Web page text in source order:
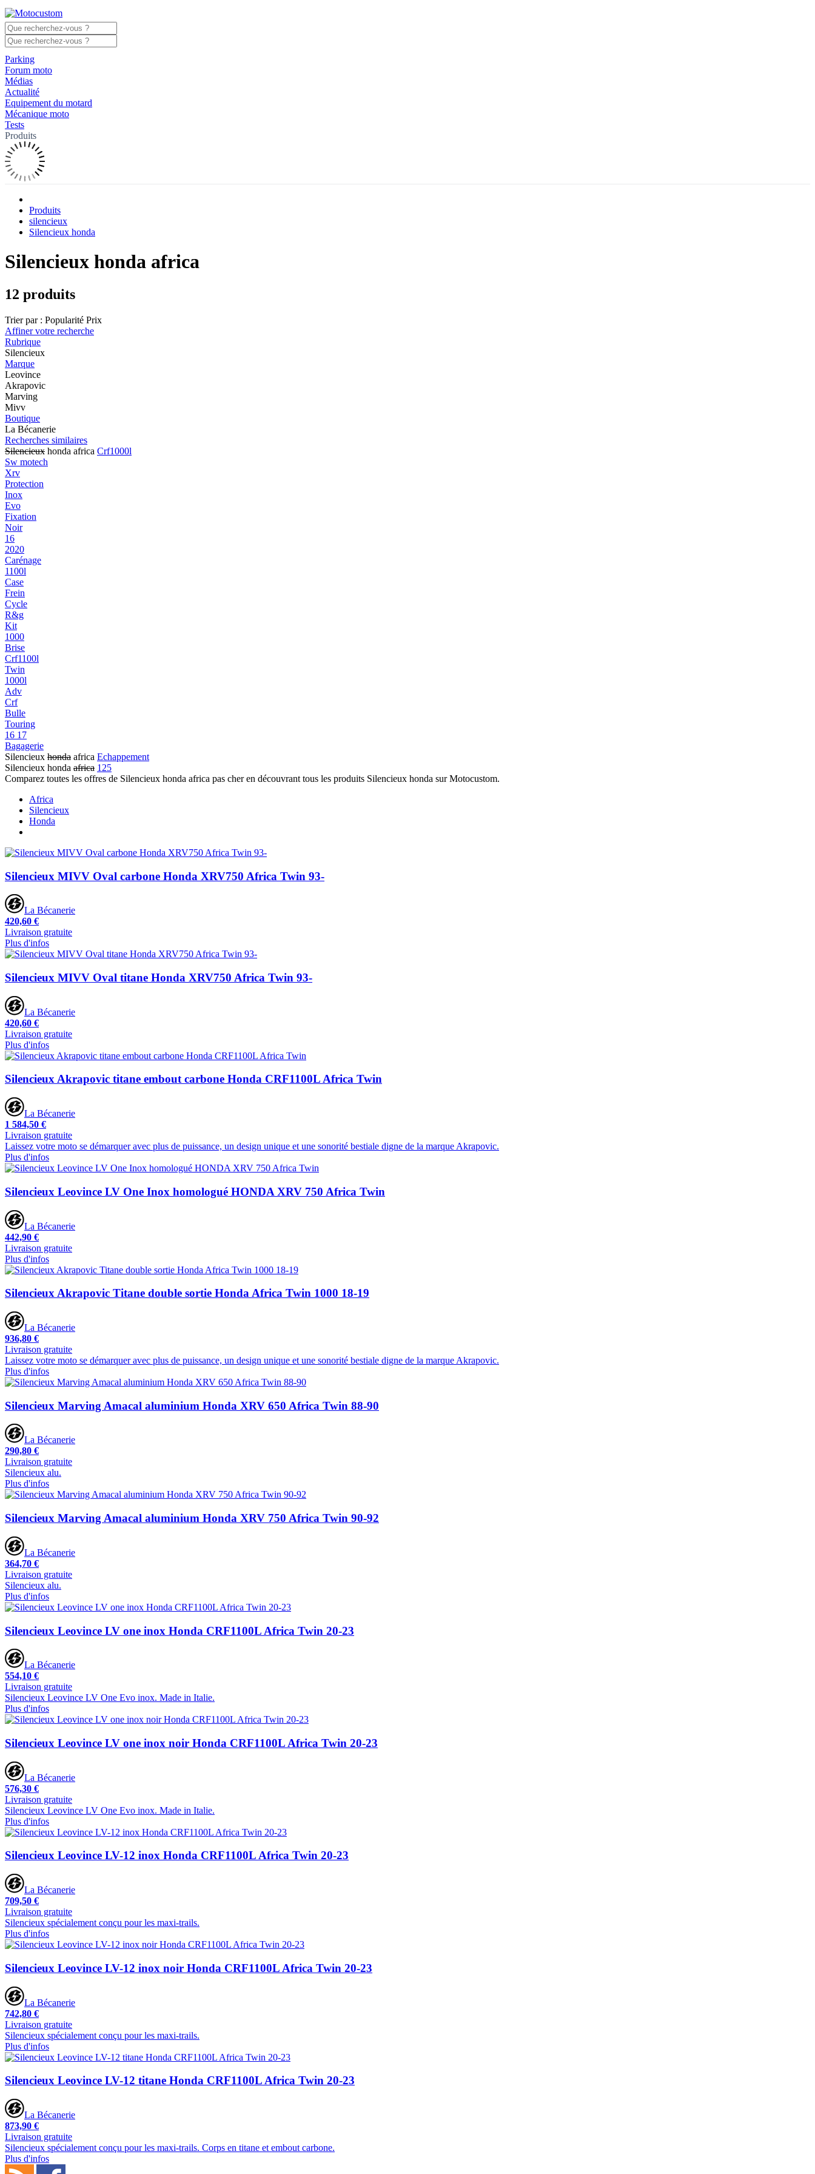
Parking
Forum moto
Médias
Actualité
Equipement du motard
Mécanique moto
Tests
Produits
Produits
silencieux
Silencieux honda
Silencieux honda africa
12 produits
Trier par : Popularité Prix
Affiner votre recherche
Rubrique
Silencieux
Marque
Leovince
Akrapovic
Marving
Mivv
Boutique
La Bécanerie
Recherches similaires
Silencieux honda africa Crf1000l
Sw motech
Xrv
Protection
Inox
Evo
Fixation
Noir
16
2020
Carénage
1100l
Case
Frein
Cycle
R&g
Kit
1000
Brise
Crf1100l
Twin
1000l
Adv
Crf
Bulle
Touring
16 17
Bagagerie
Silencieux honda africa Echappement
Silencieux honda africa 125
Comparez toutes les offres de Silencieux honda africa pas cher en découvrant tous les produits Silencieux honda sur Motocustom.
Africa
Silencieux
Honda
Silencieux MIVV Oval carbone Honda XRV750 Africa Twin 93-
La Bécanerie
420,60 €
Livraison gratuite
Plus d'infos
Silencieux MIVV Oval titane Honda XRV750 Africa Twin 93-
La Bécanerie
420,60 €
Livraison gratuite
Plus d'infos
Silencieux Akrapovic titane embout carbone Honda CRF1100L Africa Twin
La Bécanerie
1 584,50 €
Livraison gratuite
Laissez votre moto se démarquer avec plus de puissance, un design unique et une sonorité bestiale digne de la marque Akrapovic.
Plus d'infos
Silencieux Leovince LV One Inox homologué HONDA XRV 750 Africa Twin
La Bécanerie
442,90 €
Livraison gratuite
Plus d'infos
Silencieux Akrapovic Titane double sortie Honda Africa Twin 1000 18-19
La Bécanerie
936,80 €
Livraison gratuite
Laissez votre moto se démarquer avec plus de puissance, un design unique et une sonorité bestiale digne de la marque Akrapovic.
Plus d'infos
Silencieux Marving Amacal aluminium Honda XRV 650 Africa Twin 88-90
La Bécanerie
290,80 €
Livraison gratuite
Silencieux alu.
Plus d'infos
Silencieux Marving Amacal aluminium Honda XRV 750 Africa Twin 90-92
La Bécanerie
364,70 €
Livraison gratuite
Silencieux alu.
Plus d'infos
Silencieux Leovince LV one inox Honda CRF1100L Africa Twin 20-23
La Bécanerie
554,10 €
Livraison gratuite
Silencieux Leovince LV One Evo inox. Made in Italie.
Plus d'infos
Silencieux Leovince LV one inox noir Honda CRF1100L Africa Twin 20-23
La Bécanerie
576,30 €
Livraison gratuite
Silencieux Leovince LV One Evo inox. Made in Italie.
Plus d'infos
Silencieux Leovince LV-12 inox Honda CRF1100L Africa Twin 20-23
La Bécanerie
709,50 €
Livraison gratuite
Silencieux spécialement conçu pour les maxi-trails.
Plus d'infos
Silencieux Leovince LV-12 inox noir Honda CRF1100L Africa Twin 20-23
La Bécanerie
742,80 €
Livraison gratuite
Silencieux spécialement conçu pour les maxi-trails.
Plus d'infos
Silencieux Leovince LV-12 titane Honda CRF1100L Africa Twin 20-23
La Bécanerie
873,90 €
Livraison gratuite
Silencieux spécialement conçu pour les maxi-trails. Corps en titane et embout carbone.
Plus d'infos